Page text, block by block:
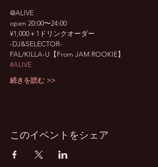
@ALIVE
open 20:00〜24:00
¥1,000＋1ドリンクオーダー
-DJ&SELECTOR-
FAL/KILLA-U【From JAM ROOKIE】
#ALIVE
続きを読む >>
このイベントをシェア